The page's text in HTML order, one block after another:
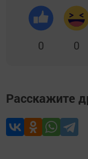
0 0
Расскажите